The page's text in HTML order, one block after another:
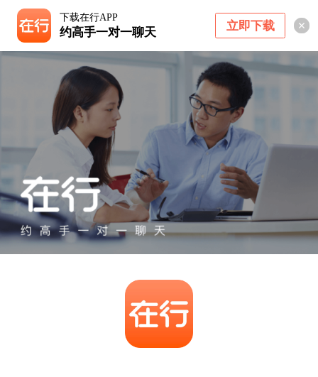
下载在行APP
约高手一对一聊天 立即下载